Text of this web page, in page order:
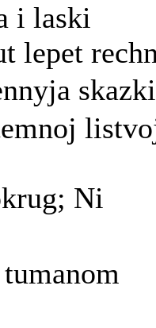
i laski
lepet
Ni